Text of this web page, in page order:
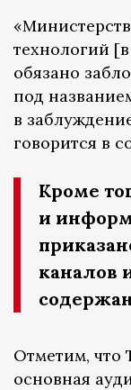
технологий
обязано
под
в
говорится в
Кроме
и
каналов
Отметим, что
основная